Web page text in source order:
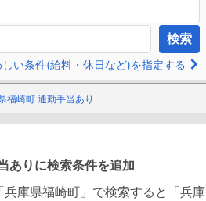
検索
しい条件(給料・休日など)を指定する
福崎町 通勤手当あり
ありに検索条件を追加
兵庫県福崎町」で検索すると「兵庫